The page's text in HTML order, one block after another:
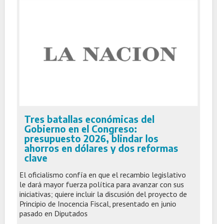
Tres batallas económicas del
Gobierno en el Congreso:
presupuesto 2026, blindar los
ahorros en dólares y dos reformas
clave
El oficialismo confía en que el recambio legislativo
le dará mayor fuerza política para avanzar con sus
iniciativas; quiere incluir la discusión del proyecto de
Principio de Inocencia Fiscal, presentado en junio
pasado en Diputados